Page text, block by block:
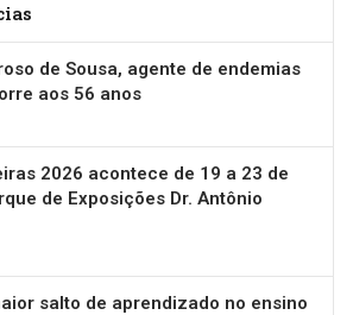
de Sousa, agente de endemias
aos 56 anos
2026 acontece de 19 a 23 de
de Exposições Dr. Antônio
salto de aprendizado no ensino